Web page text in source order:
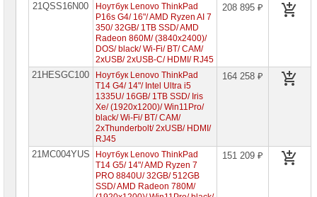
Активное
сетевое
данных
21QSS16N00
Ноутбук Lenovo ThinkPad
P16s G4/ 16"/ AMD Ryzen AI 7
350/ 32GB/ 1TB SSD/ AMD
Radeon 860M/ (3840x2400)/
DOS/ black/ Wi-Fi/ BT/ CAM/
2xUSB/ 2xUSB-C/ HDMI/ RJ45
208 895 ₽
21HESGC100
Ноутбук Lenovo ThinkPad
T14 G4/ 14"/ Intel Ultra i5
1335U/ 16GB/ 1TB SSD/ Iris
Xe/ (1920x1200)/ Win11Pro/
black/ Wi-Fi/ BT/ CAM/
2xThunderbolt/ 2xUSB/ HDMI/
RJ45
164 258 ₽
21MC004YUS
Ноутбук Lenovo ThinkPad
T14 G5/ 14"/ AMD Ryzen 7
PRO 8840U/ 32GB/ 512GB
SSD/ AMD Radeon 780M/
151 209 ₽